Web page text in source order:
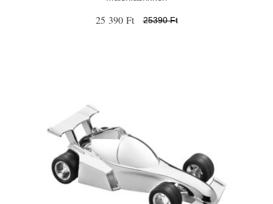
25 390 Ft 25390 Ft